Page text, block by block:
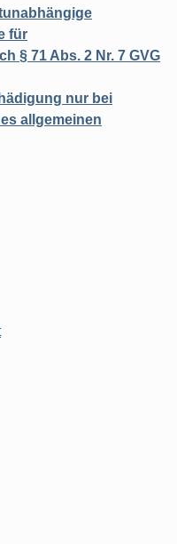
für
§ 71 Abs. 2 Nr. 7 GVG
nur bei
allgemeinen